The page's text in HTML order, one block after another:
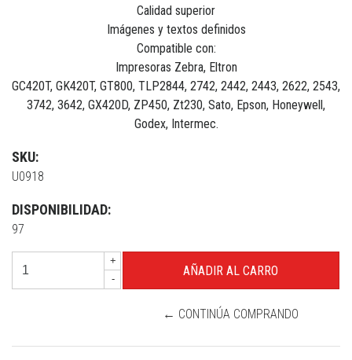
Calidad superior
Imágenes y textos definidos
Compatible con:
Impresoras Zebra, Eltron
GC420T, GK420T, GT800, TLP2844, 2742, 2442, 2443, 2622, 2543,
3742, 3642, GX420D, ZP450, Zt230, Sato, Epson, Honeywell,
Godex, Intermec.
SKU:
U0918
DISPONIBILIDAD:
97
+
-
← CONTINÚA COMPRANDO